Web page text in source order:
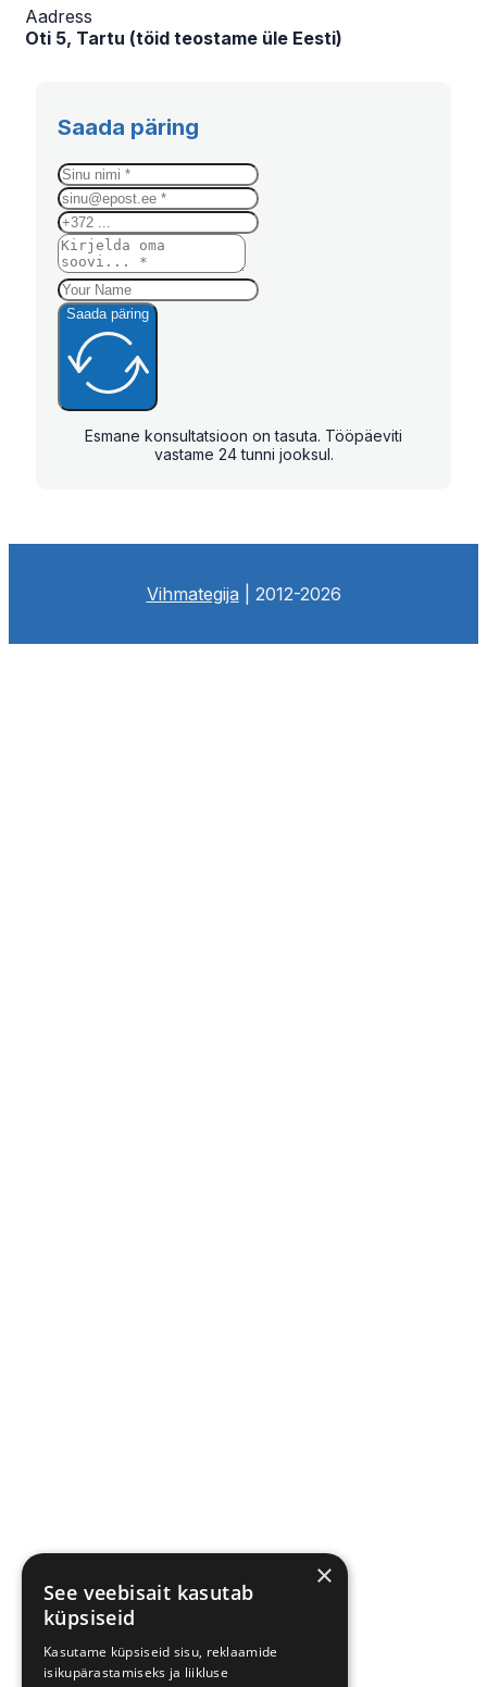
Aadress
Oti 5, Tartu (töid teostame üle Eesti)
Saada päring
Saada päring
Esmane konsultatsioon on tasuta. Tööpäeviti
vastame 24 tunni jooksul.
Vihmategija | 2012-2026
×
See veebisait kasutab
küpsiseid
Kasutame küpsiseid sisu, reklaamide
isikupärastamiseks ja liikluse